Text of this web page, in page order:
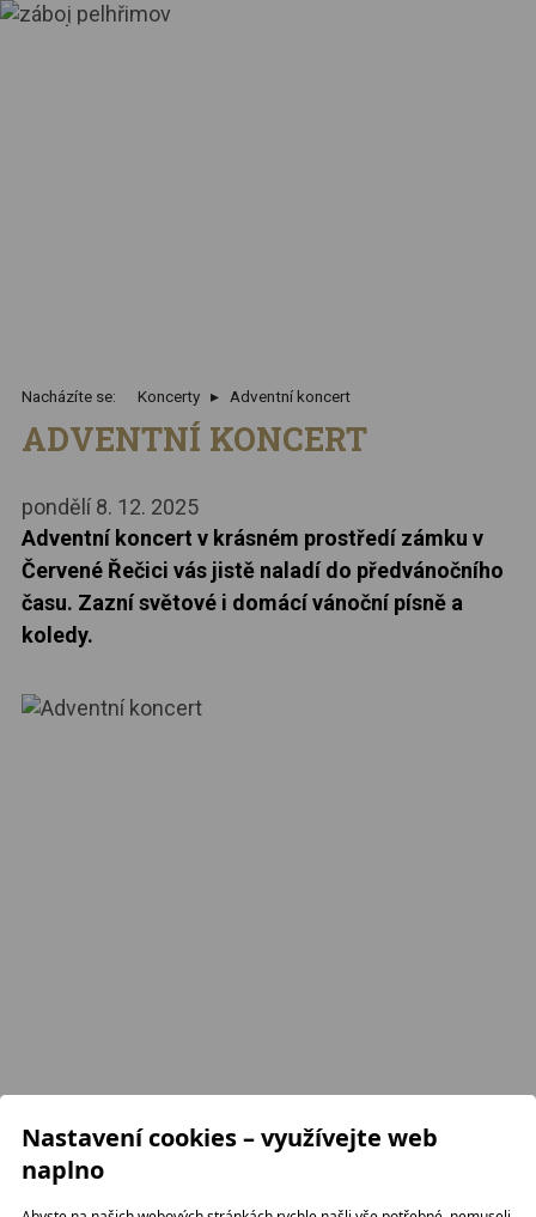
Nacházíte se: Koncerty Adventní koncert
ADVENTNÍ KONCERT
pondělí 8. 12. 2025
Adventní koncert v krásném prostředí zámku v
Červené Řečici vás jistě naladí do předvánočního
času. Zazní světové i domácí vánoční písně a
koledy.
ps.zaboj.pe@seznam.cz
Pěvecký spolek Záboj Pelhřimov
Sbormistr Petr Žák:
kontaktní informace
Nastavení cookies – využívejte web
naplno